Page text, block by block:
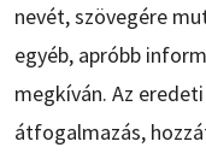
nevét, szövegére
egyéb, apróbb
megkíván. Az
átfogalmazás,